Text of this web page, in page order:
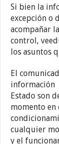
Si bien la
excepción o
acompañar
control,
los asuntos
El
información
Estado son
momento
cualquier
y el